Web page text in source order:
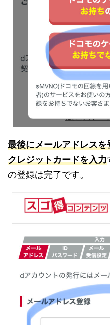
最後にメールアドレス
クレジットカードを入力
の登録は完了です。